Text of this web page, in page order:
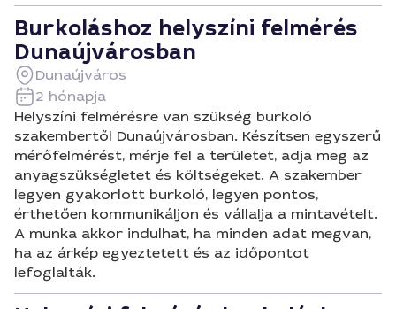
Burkoláshoz helyszíni felmérés
Dunaújvárosban
Dunaújváros
2 hónapja
Helyszíni felmérésre van szükség burkoló
szakembertől Dunaújvárosban. Készítsen egyszerű
mérőfelmérést, mérje fel a területet, adja meg az
anyagszükségletet és költségeket. A szakember
legyen gyakorlott burkoló, legyen pontos,
érthetően kommunikáljon és vállalja a mintavételt.
A munka akkor indulhat, ha minden adat megvan,
ha az árkép egyeztetett és az időpontot
lefoglalták.